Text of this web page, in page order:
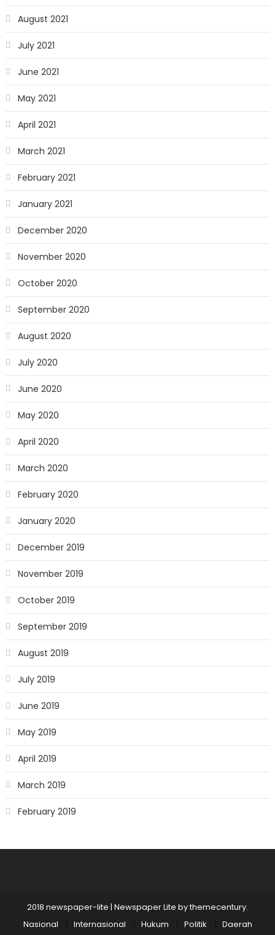
August 2021
July 2021
June 2021
May 2021
April 2021
March 2021
February 2021
January 2021
December 2020
November 2020
October 2020
September 2020
August 2020
July 2020
June 2020
May 2020
April 2020
March 2020
February 2020
January 2020
December 2019
November 2019
October 2019
September 2019
August 2019
July 2019
June 2019
May 2019
April 2019
March 2019
February 2019
2018 newspaper-lite | Newspaper Lite bythemecentury.
Nasional
Internasional Hukum Politik
Daerah